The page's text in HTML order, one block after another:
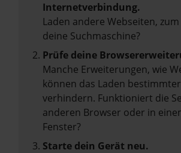
Internetverbindung.
Laden andere Webseiten,
deine Suchmaschine?
Prüfe deine
Manche Erweiterungen, wie
können das Laden
verhindern. Funktioniert die
anderen Browser oder in
Fenster?
Starte dein Gerät neu.